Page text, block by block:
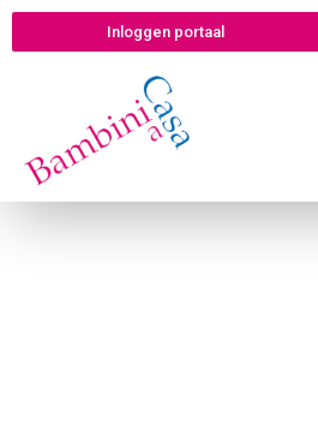
Inloggen portaal